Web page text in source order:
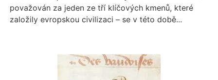
považován za jeden ze tří klíčových kmenů, které
založily evropskou civilizaci – se v této době...